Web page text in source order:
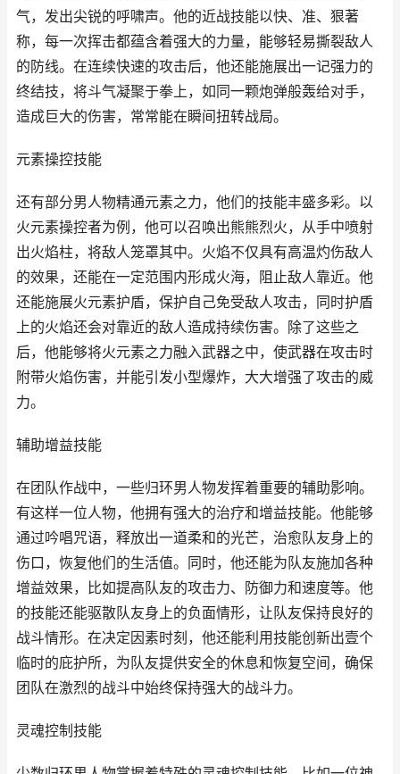
气，发出尖锐的呼啸声。他的近战技能以快、准、狠著
称，每一次挥击都蕴含着强大的力量，能够轻易撕裂敌人
的防线。在连续快速的攻击后，他还能施展出一记强力的
终结技，将斗气凝聚于拳上，如同一颗炮弹般轰给对手，
造成巨大的伤害，常常能在瞬间扭转战局。
元素操控技能
还有部分男人物精通元素之力，他们的技能丰盛多彩。以
火元素操控者为例，他可以召唤出熊熊烈火，从手中喷射
出火焰柱，将敌人笼罩其中。火焰不仅具有高温灼伤敌人
的效果，还能在一定范围内形成火海，阻止敌人靠近。他
还能施展火元素护盾，保护自己免受敌人攻击，同时护盾
上的火焰还会对靠近的敌人造成持续伤害。除了这些之
后，他能够将火元素之力融入武器之中，使武器在攻击时
附带火焰伤害，并能引发小型爆炸，大大增强了攻击的威
力。
辅助增益技能
在团队作战中，一些归环男人物发挥着重要的辅助影响。
有这样一位人物，他拥有强大的治疗和增益技能。他能够
通过吟唱咒语，释放出一道柔和的光芒，治愈队友身上的
伤口，恢复他们的生活值。同时，他还能为队友施加各种
增益效果，比如提高队友的攻击力、防御力和速度等。他
的技能还能驱散队友身上的负面情形，让队友保持良好的
战斗情形。在决定因素时刻，他还能利用技能创新出壹个
临时的庇护所，为队友提供安全的休息和恢复空间，确保
团队在激烈的战斗中始终保持强大的战斗力。
灵魂控制技能